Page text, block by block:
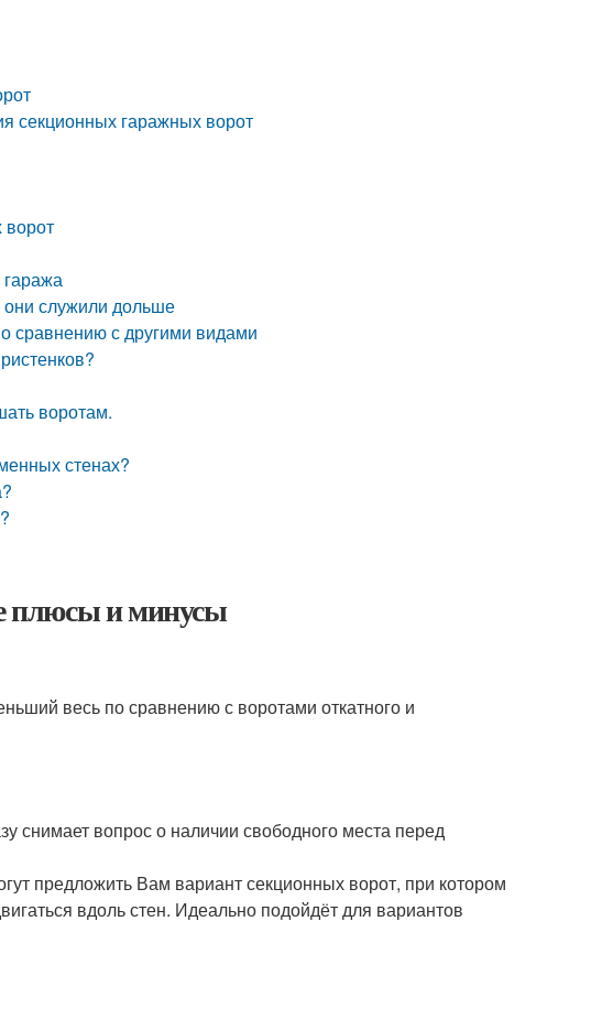
секционных гаражных ворот
они служили дольше
сравнению с другими видами
воротам.
стенах?
плюсы и минусы
весь по сравнению с воротами откатного и
снимает вопрос о наличии свободного места перед
предложить Вам вариант секционных ворот, при котором
вдоль стен. Идеально подойдёт для вариантов